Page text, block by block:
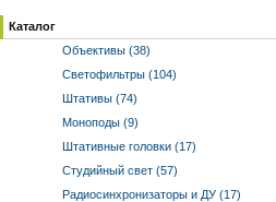
Каталог
Объективы (38)
Светофильтры (104)
Штативы (74)
Моноподы (9)
Штативные головки (17)
Студийный свет (57)
Радиосинхронизаторы и ДУ (17)